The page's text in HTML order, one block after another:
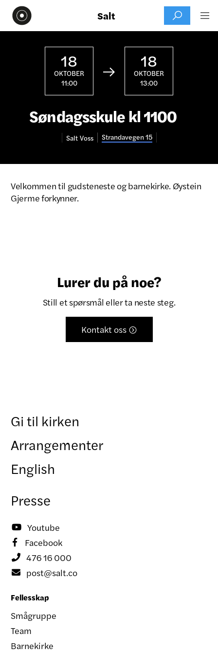
Salt  
18
OKTOBER
11:00

18
OKTOBER
13:00
Søndagsskule kl 1100
Salt Voss Strandavegen 15
Velkommen til gudsteneste og barnekirke. Øystein
Gjerme forkynner.
Lurer du på noe?
Still et spørsmål eller ta neste steg.
Kontakt oss 
Gi til kirken
Arrangementer
English
Presse
 Youtube
 Facebook
 476 16 000
 post@salt.co
Fellesskap
Smågruppe
Team
Barnekirke